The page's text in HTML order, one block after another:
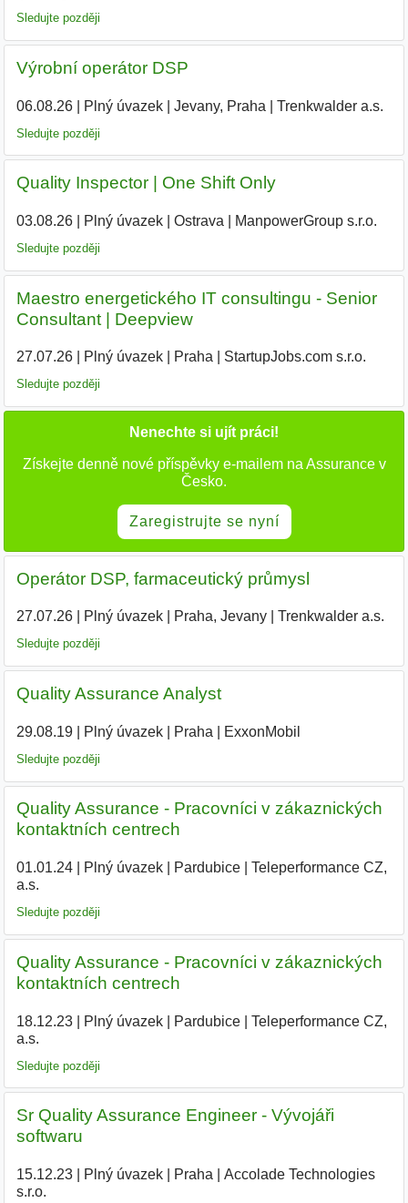
Sledujte později
Výrobní operátor DSP
06.08.26| Plný úvazek| Jevany, Praha Trenkwalder a.s.
Sledujte později
Quality Inspector | One Shift Only
03.08.26| Plný úvazek| Ostrava ManpowerGroup s.r.o.
Sledujte později
️Maestro energetického IT consultingu - Senior
Consultant | Deepview
27.07.26| Plný úvazek| Praha StartupJobs.com s.r.o.
Sledujte později
Nenechte si ujít práci!
Získejte denně nové příspěvky e-mailem na Assurance v
Česko.
Zaregistrujte se nyní
Operátor DSP, farmaceutický průmysl
27.07.26| Plný úvazek| Praha, Jevany| Trenkwalder a.s.
Sledujte později
Quality Assurance Analyst
29.08.19| Plný úvazek| Praha ExxonMobil
Sledujte později
Quality Assurance - Pracovníci v zákaznických
kontaktních centrech
01.01.24| Plný úvazek| Pardubice|
Teleperformance CZ,
a.s.
Sledujte později
Quality Assurance - Pracovníci v zákaznických
kontaktních centrech
18.12.23| Plný úvazek| Pardubice|
Teleperformance CZ,
a.s.
Sledujte později
Sr Quality Assurance Engineer - Vývojáři
softwaru
15.12.23| Plný úvazek| Praha
Accolade Technologies
s.r.o.